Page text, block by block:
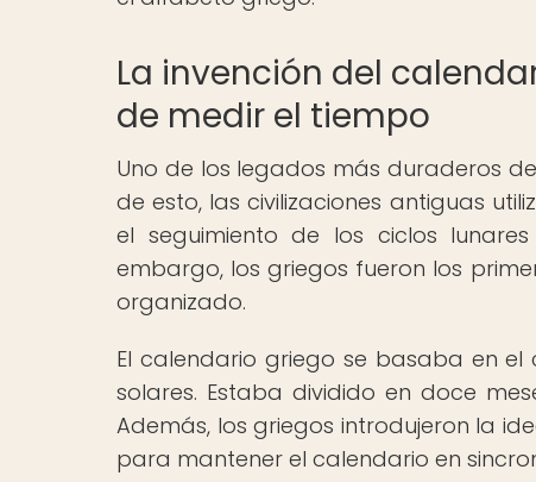
La invención del
de medir el tiempo
Uno de los legados más duraderos
de esto, las civilizaciones antiguas
el seguimiento de los ciclos
embargo, los griegos fueron los
organizado.
El calendario griego se basaba en
solares. Estaba dividido en doce
Además, los griegos introdujeron la
para mantener el calendario en